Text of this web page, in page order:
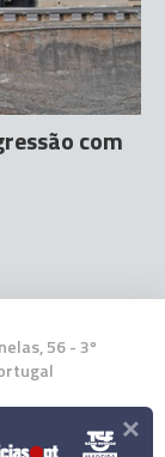
com
56 - 3º
×